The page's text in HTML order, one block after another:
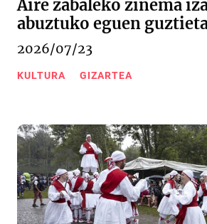
Aire zabaleko zinema
abuztuko eguen
2026/07/23
KULTURA GIZARTEA